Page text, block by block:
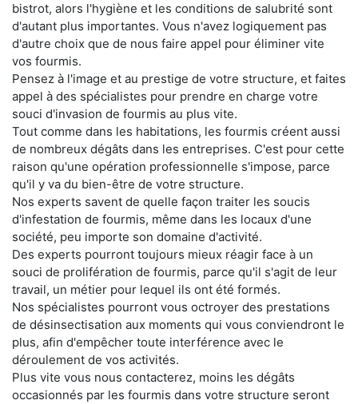
bistrot, alors l'hygiène et les conditions de salubrité sont
d'autant plus importantes. Vous n'avez logiquement pas
d'autre choix que de nous faire appel pour éliminer vite
vos fourmis.
Pensez à l'image et au prestige de votre structure, et faites
appel à des spécialistes pour prendre en charge votre
souci d'invasion de fourmis au plus vite.
Tout comme dans les habitations, les fourmis créent aussi
de nombreux dégâts dans les entreprises. C'est pour cette
raison qu'une opération professionnelle s'impose, parce
qu'il y va du bien-être de votre structure.
Nos experts savent de quelle façon traiter les soucis
d'infestation de fourmis, même dans les locaux d'une
société, peu importe son domaine d'activité.
Des experts pourront toujours mieux réagir face à un
souci de prolifération de fourmis, parce qu'il s'agit de leur
travail, un métier pour lequel ils ont été formés.
Nos spécialistes pourront vous octroyer des prestations
de désinsectisation aux moments qui vous conviendront le
plus, afin d'empêcher toute interférence avec le
déroulement de vos activités.
Plus vite vous nous contacterez, moins les dégâts
occasionnés par les fourmis dans votre structure seront